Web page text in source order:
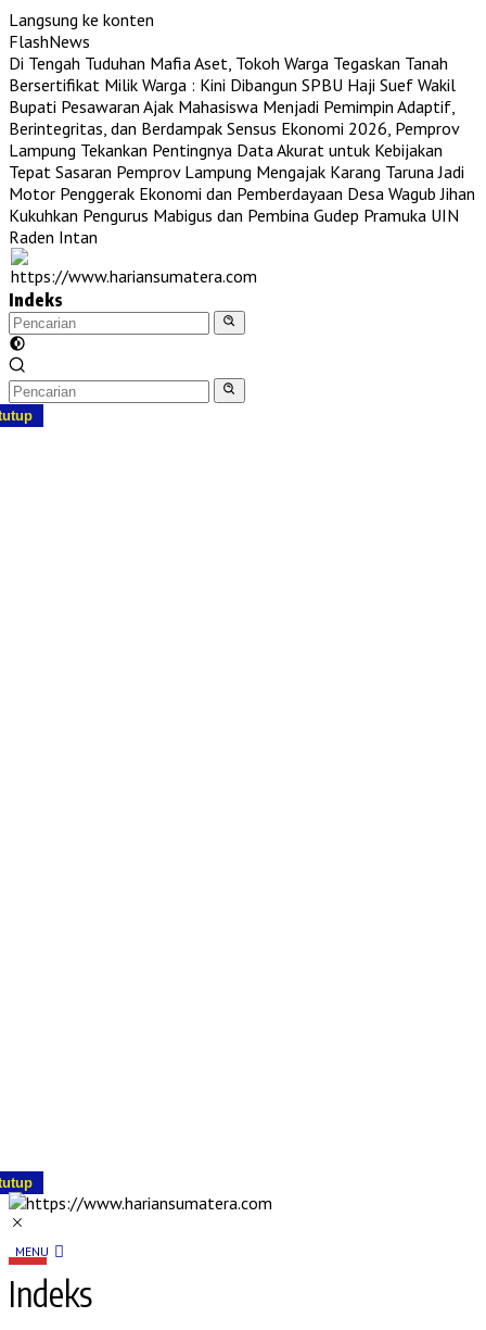
Langsung ke konten
FlashNews
Di Tengah Tuduhan Mafia Aset, Tokoh Warga Tegaskan Tanah
Bersertifikat Milik Warga : Kini Dibangun SPBU Haji Suef Wakil
Bupati Pesawaran Ajak Mahasiswa Menjadi Pemimpin Adaptif,
Berintegritas, dan Berdampak Sensus Ekonomi 2026, Pemprov
Lampung Tekankan Pentingnya Data Akurat untuk Kebijakan
Tepat Sasaran Pemprov Lampung Mengajak Karang Taruna Jadi
Motor Penggerak Ekonomi dan Pemberdayaan Desa Wagub Jihan
Kukuhkan Pengurus Mabigus dan Pembina Gudep Pramuka UIN
Raden Intan
Indeks
MENU
Indeks